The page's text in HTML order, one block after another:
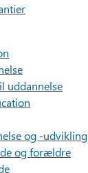
uddannelse
og -udvikling
og forældre